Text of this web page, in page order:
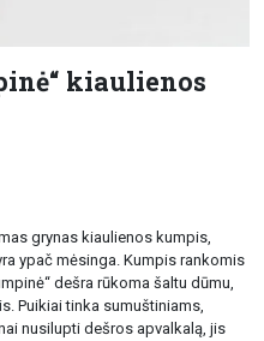
kiaulienos
grynas kiaulienos kumpis,
ypač mėsinga. Kumpis rankomis
dešra rūkoma šaltu dūmu,
Puikiai tinka sumuštiniams,
nusilupti dešros apvalkalą, jis